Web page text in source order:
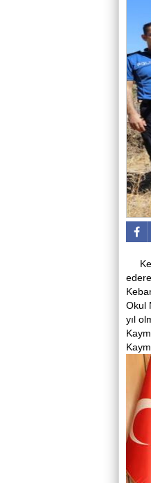
Okul
yıl